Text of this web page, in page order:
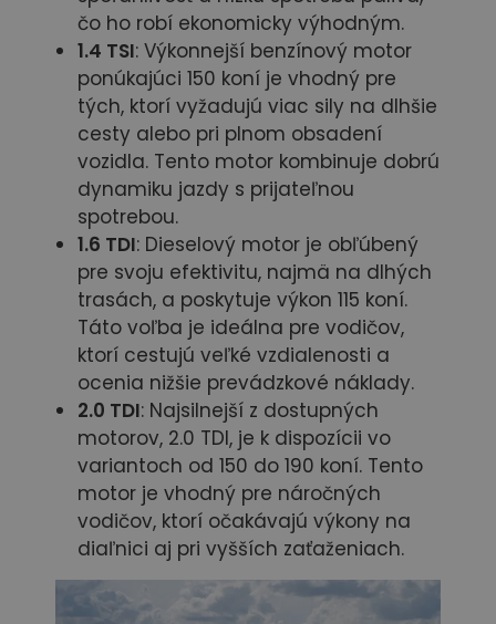
čo ho robí ekonomicky výhodným.
1.4 TSI: Výkonnejší benzínový motor
ponúkajúci 150 koní je vhodný pre
tých, ktorí vyžadujú viac sily na dlhšie
cesty alebo pri plnom obsadení
vozidla. Tento motor kombinuje dobrú
dynamiku jazdy s prijateľnou
spotrebou.
1.6 TDI: Dieselový motor je obľúbený
pre svoju efektivitu, najmä na dlhých
trasách, a poskytuje výkon 115 koní.
Táto voľba je ideálna pre vodičov,
ktorí cestujú veľké vzdialenosti a
ocenia nižšie prevádzkové náklady.
2.0 TDI: Najsilnejší z dostupných
motorov, 2.0 TDI, je k dispozícii vo
variantoch od 150 do 190 koní. Tento
motor je vhodný pre náročných
vodičov, ktorí očakávajú výkony na
diaľnici aj pri vyšších zaťaženiach.